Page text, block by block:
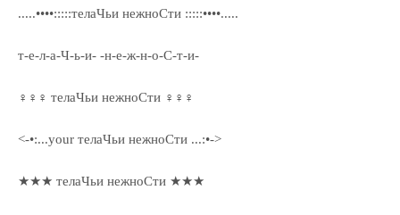
.....••••:::::телаЧьи нежноСти :::::••••.....
т-е-л-а-Ч-ь-и- -н-е-ж-н-о-С-т-и-
♀♀♀ телаЧьи нежноСти ♀♀♀
<-•:...your телаЧьи нежноСти ...:•->
★★★ телаЧьи нежноСти ★★★